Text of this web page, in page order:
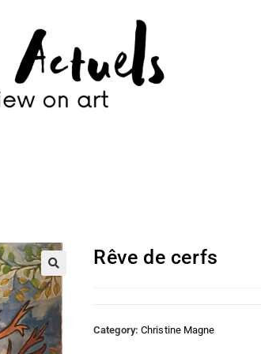
Rêve de cerfs
Category: Christine Magne